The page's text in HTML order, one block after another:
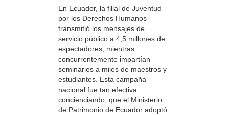
En Ecuador, la filial de Juventud
por los Derechos Humanos
transmitió los mensajes de
servicio público a 4,5 millones de
espectadores, mientras
concurrentemente impartían
seminarios a miles de maestros y
estudiantes. Esta campaña
nacional fue tan efectiva
concienciando, que el Ministerio
de Patrimonio de Ecuador adoptó